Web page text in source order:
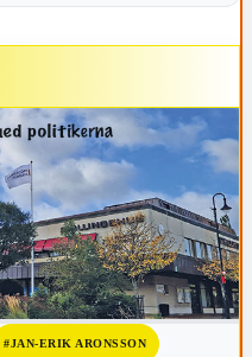
#JAN-ERIK ARONSSON